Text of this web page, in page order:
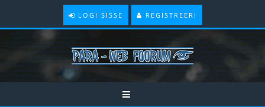
LOGI SISSE REGISTREERI